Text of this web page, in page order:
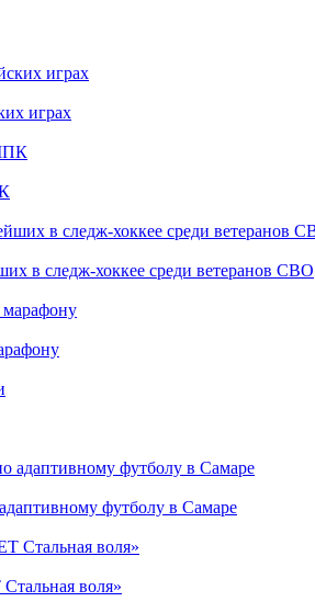
играх
в следж-хоккее среди ветеранов СВО
футболу в Самаре
воля»